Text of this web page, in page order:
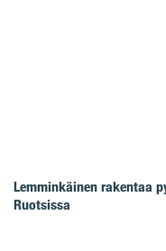
Lemminkäinen rakentaa
Ruotsissa